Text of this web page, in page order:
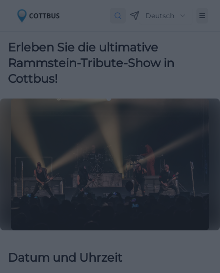
Deutsch
Erleben Sie die ultimative
Rammstein-Tribute-Show in
Cottbus!
Datum und Uhrzeit